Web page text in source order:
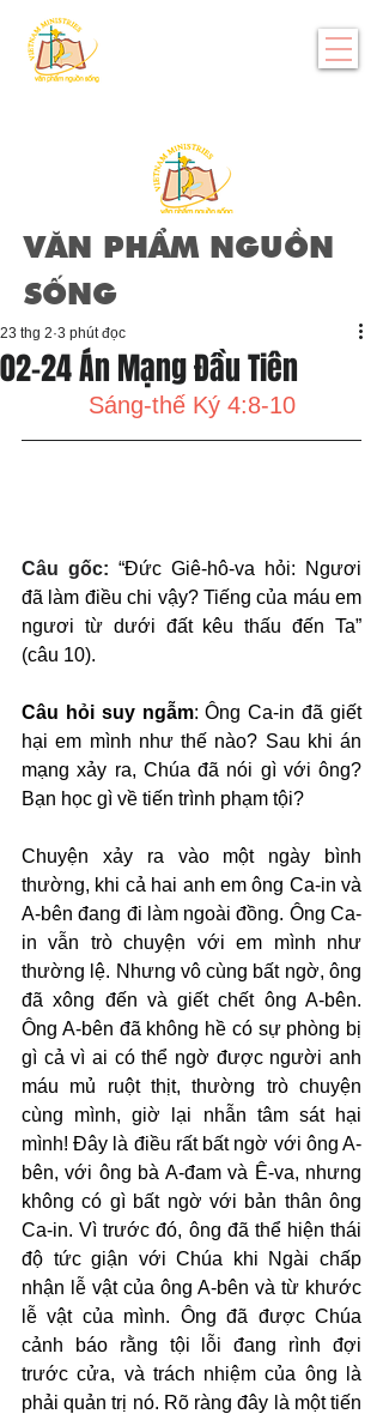
VĂN PHẨM NGUỒN
SỐNG
02-24 Án Mạng Đầu Tiên
23 thg 2 3 phút đọc
Sáng-thế Ký 4:8-10
Câu gốc: “Đức Giê-hô-va hỏi: Ngươi
đã làm điều chi vậy? Tiếng của máu em
ngươi từ dưới đất kêu thấu đến Ta”
(câu 10).
Câu hỏi suy ngẫm: Ông Ca-in đã giết
hại em mình như thế nào? Sau khi án
mạng xảy ra, Chúa đã nói gì với ông?
Bạn học gì về tiến trình phạm tội?
Chuyện xảy ra vào một ngày bình
thường, khi cả hai anh em ông Ca-in và
A-bên đang đi làm ngoài đồng. Ông Ca-
in vẫn trò chuyện với em mình như
thường lệ. Nhưng vô cùng bất ngờ, ông
đã xông đến và giết chết ông A-bên.
Ông A-bên đã không hề có sự phòng bị
gì cả vì ai có thể ngờ được người anh
máu mủ ruột thịt, thường trò chuyện
cùng mình, giờ lại nhẫn tâm sát hại
mình! Đây là điều rất bất ngờ với ông A-
bên, với ông bà A-đam và Ê-va, nhưng
không có gì bất ngờ với bản thân ông
Ca-in. Vì trước đó, ông đã thể hiện thái
độ tức giận với Chúa khi Ngài chấp
nhận lễ vật của ông A-bên và từ khước
lễ vật của mình. Ông đã được Chúa
cảnh báo rằng tội lỗi đang rình đợi
trước cửa, và trách nhiệm của ông là
phải quản trị nó. Rõ ràng đây là một tiến